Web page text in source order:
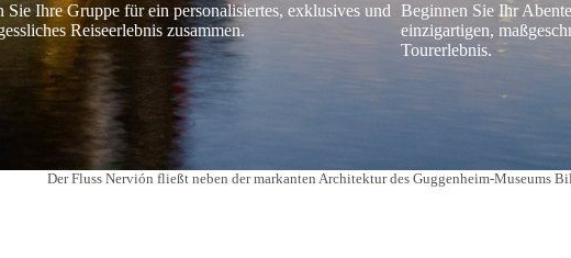
Sie Ihre Gruppe für ein personalisiertes, exklusives und
Reiseerlebnis zusammen.
Beginnen Sie Ihr
einzigartigen,
Tourerlebnis.
Der Fluss Nervión fließt neben der markanten Architektur des Guggenheim-Museums